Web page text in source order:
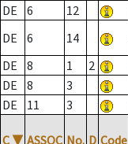
DE
6 12
DE
6 14
DE
8 1 2
DE
8 3
DE
11 3
C ▼ ASSOC No. D Code